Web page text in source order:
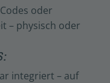
oder
– physisch oder
integriert – auf